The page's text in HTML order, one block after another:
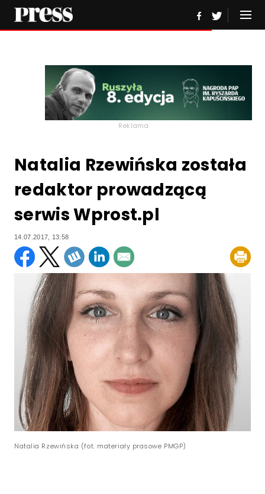
Reklama
Natalia Rzewińska została
redaktor prowadzącą
serwis Wprost.pl
14.07.2017, 13:58
Natalia Rzewińska (fot. materiały prasowe PMGP)